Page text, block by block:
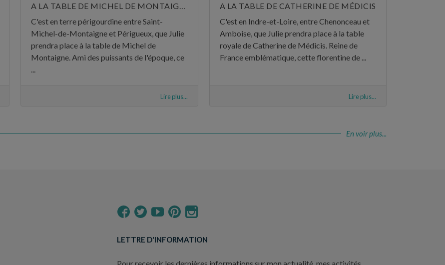
C'est en terre périgourdine entre Saint-
Michel-de-Montaigne et Périgueux, que Julie
prendra place à la table de Michel de
Montaigne. Ami des puissants de l'époque, ce
Lire plus...
A LA TABLE DE CATHERINE DE MÉDICIS
C'est en Indre-et-Loire, entre Chenonceau et
Amboise, que Julie prendra place à la table
royale de Catherine de Médicis. Reine de
France emblématique, cette florentine de ...
Lire plus...
En voir plus...
LETTRE D'INFORMATION